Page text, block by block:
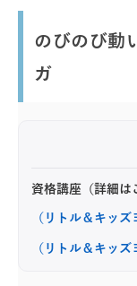
のびのび動
ガ
資格講座（詳細は
（リトル＆キッ
（リトル＆キッ